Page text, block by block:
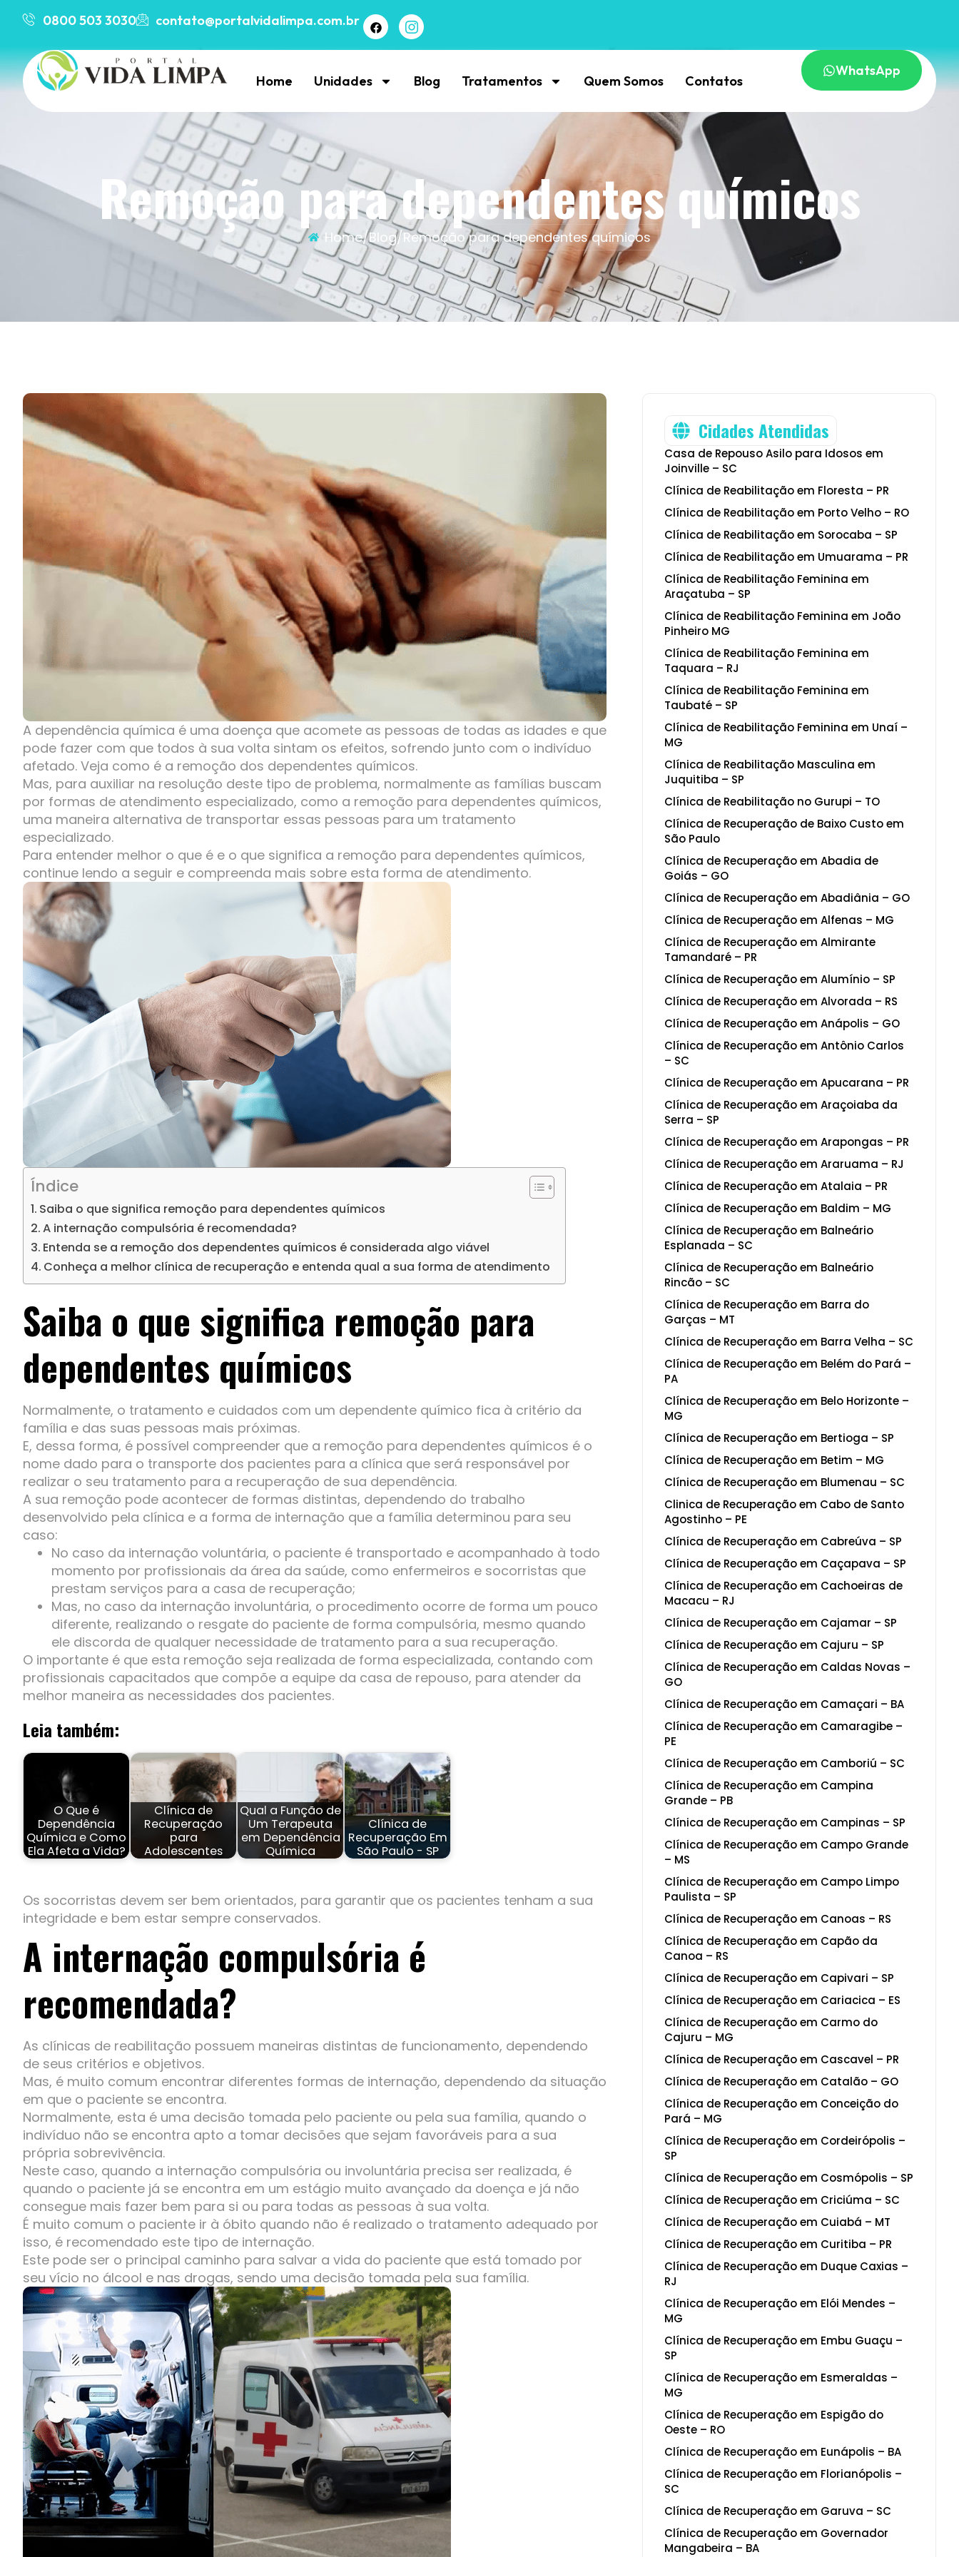
0800 503 3030 contato@portalvidalimpa.com.br
Home Unidades Blog Tratamentos Quem Somos Contatos
WhatsApp
Remoção para dependentes químicos
Home/Blog/Remoção para dependentes químicos
Cidades Atendidas
Casa de Repouso Asilo para Idosos em
Joinville – SC
Clínica de Reabilitação em Floresta – PR
Clínica de Reabilitação em Porto Velho – RO
Clínica de Reabilitação em Sorocaba – SP
Clínica de Reabilitação em Umuarama – PR
Clínica de Reabilitação Feminina em
Araçatuba – SP
Clínica de Reabilitação Feminina em João
Pinheiro MG
Clínica de Reabilitação Feminina em
Taquara – RJ
Clínica de Reabilitação Feminina em
Taubaté – SP
Clínica de Reabilitação Feminina em Unaí –
MG
Clínica de Reabilitação Masculina em
Juquitiba – SP
Clínica de Reabilitação no Gurupi – TO
Clínica de Recuperação de Baixo Custo em
São Paulo
Clínica de Recuperação em Abadia de
Goiás – GO
Clínica de Recuperação em Abadiânia – GO
Clínica de Recuperação em Alfenas – MG
Clínica de Recuperação em Almirante
Tamandaré – PR
Clínica de Recuperação em Alumínio – SP
Clínica de Recuperação em Alvorada – RS
Clínica de Recuperação em Anápolis – GO
Clínica de Recuperação em Antônio Carlos
– SC
Clínica de Recuperação em Apucarana – PR
Clínica de Recuperação em Araçoiaba da
Serra – SP
Clínica de Recuperação em Arapongas – PR
Clínica de Recuperação em Araruama – RJ
Clínica de Recuperação em Atalaia – PR
Clínica de Recuperação em Baldim – MG
Clínica de Recuperação em Balneário
Esplanada – SC
Clínica de Recuperação em Balneário
Rincão – SC
Clínica de Recuperação em Barra do
Garças – MT
Clínica de Recuperação em Barra Velha – SC
Clínica de Recuperação em Belém do Pará –
PA
Clínica de Recuperação em Belo Horizonte –
MG
Clínica de Recuperação em Bertioga – SP
Clínica de Recuperação em Betim – MG
Clínica de Recuperação em Blumenau – SC
Clinica de Recuperação em Cabo de Santo
Agostinho – PE
Clínica de Recuperação em Cabreúva – SP
Clínica de Recuperação em Caçapava – SP
Clínica de Recuperação em Cachoeiras de
Macacu – RJ
Clínica de Recuperação em Cajamar – SP
Clínica de Recuperação em Cajuru – SP
Clínica de Recuperação em Caldas Novas –
GO
Clínica de Recuperação em Camaçari – BA
Clínica de Recuperação em Camaragibe –
PE
Clínica de Recuperação em Camboriú – SC
Clínica de Recuperação em Campina
Grande – PB
Clínica de Recuperação em Campinas – SP
Clínica de Recuperação em Campo Grande
– MS
Clínica de Recuperação em Campo Limpo
Paulista – SP
Clínica de Recuperação em Canoas – RS
Clínica de Recuperação em Capão da
Canoa – RS
Clínica de Recuperação em Capivari – SP
Clínica de Recuperação em Cariacica – ES
Clínica de Recuperação em Carmo do
Cajuru – MG
Clínica de Recuperação em Cascavel – PR
Clínica de Recuperação em Catalão – GO
Clínica de Recuperação em Conceição do
Pará – MG
Clínica de Recuperação em Cordeirópolis –
SP
Clínica de Recuperação em Cosmópolis – SP
Clínica de Recuperação em Criciúma – SC
Clínica de Recuperação em Cuiabá – MT
Clínica de Recuperação em Curitiba – PR
Clínica de Recuperação em Duque Caxias –
RJ
Clínica de Recuperação em Elói Mendes –
MG
Clínica de Recuperação em Embu Guaçu –
SP
Clínica de Recuperação em Esmeraldas –
MG
Clínica de Recuperação em Espigão do
Oeste – RO
Clínica de Recuperação em Eunápolis – BA
Clínica de Recuperação em Florianópolis –
SC
Clínica de Recuperação em Garuva – SC
Clínica de Recuperação em Governador
Mangabeira – BA
A dependência química é uma doença que acomete as pessoas de todas as idades e que
pode fazer com que todos à sua volta sintam os efeitos, sofrendo junto com o indivíduo
afetado. Veja como é a remoção dos dependentes químicos.
Mas, para auxiliar na resolução deste tipo de problema, normalmente as famílias buscam
por formas de atendimento especializado, como a remoção para dependentes químicos,
uma maneira alternativa de transportar essas pessoas para um tratamento
especializado.
Para entender melhor o que é e o que significa a remoção para dependentes químicos,
continue lendo a seguir e compreenda mais sobre esta forma de atendimento.
Índice
Saiba o que significa remoção para dependentes químicos
A internação compulsória é recomendada?
Entenda se a remoção dos dependentes químicos é considerada algo viável
Conheça a melhor clínica de recuperação e entenda qual a sua forma de atendimento
Saiba o que significa remoção para
dependentes químicos
Normalmente, o tratamento e cuidados com um dependente químico fica à critério da
família e das suas pessoas mais próximas.
E, dessa forma, é possível compreender que a remoção para dependentes químicos é o
nome dado para o transporte dos pacientes para a clínica que será responsável por
realizar o seu tratamento para a recuperação de sua dependência.
A sua remoção pode acontecer de formas distintas, dependendo do trabalho
desenvolvido pela clínica e a forma de internação que a família determinou para seu
caso:
No caso da internação voluntária, o paciente é transportado e acompanhado à todo
momento por profissionais da área da saúde, como enfermeiros e socorristas que
prestam serviços para a casa de recuperação;
Mas, no caso da internação involuntária, o procedimento ocorre de forma um pouco
diferente, realizando o resgate do paciente de forma compulsória, mesmo quando
ele discorda de qualquer necessidade de tratamento para a sua recuperação.
O importante é que esta remoção seja realizada de forma especializada, contando com
profissionais capacitados que compõe a equipe da casa de repouso, para atender da
melhor maneira as necessidades dos pacientes.
Leia também:
O Que é
Dependência
Química e Como
Ela Afeta a Vida?
Clínica de
Recuperação
para
Adolescentes
Qual a Função de
Um Terapeuta
em Dependência
Química
Clínica de
Recuperação Em
São Paulo - SP
Os socorristas devem ser bem orientados, para garantir que os pacientes tenham a sua
integridade e bem estar sempre conservados.
A internação compulsória é
recomendada?
As clínicas de reabilitação possuem maneiras distintas de funcionamento, dependendo
de seus critérios e objetivos.
Mas, é muito comum encontrar diferentes formas de internação, dependendo da situação
em que o paciente se encontra.
Normalmente, esta é uma decisão tomada pelo paciente ou pela sua família, quando o
indivíduo não se encontra apto a tomar decisões que sejam favoráveis para a sua
própria sobrevivência.
Neste caso, quando a internação compulsória ou involuntária precisa ser realizada, é
quando o paciente já se encontra em um estágio muito avançado da doença e já não
consegue mais fazer bem para si ou para todas as pessoas à sua volta.
É muito comum o paciente ir à óbito quando não é realizado o tratamento adequado por
isso, é recomendado este tipo de internação.
Este pode ser o principal caminho para salvar a vida do paciente que está tomado por
seu vício no álcool e nas drogas, sendo uma decisão tomada pela sua família.